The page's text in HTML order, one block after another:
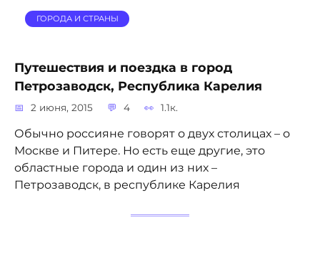
ГОРОДА И СТРАНЫ
Путешествия и поездка в город
Петрозаводск, Республика Карелия
2 июня, 2015 4 1.1к.
Обычно россияне говорят о двух столицах – о
Москве и Питере. Но есть еще другие, это
областные города и один из них –
Петрозаводск, в республике Карелия